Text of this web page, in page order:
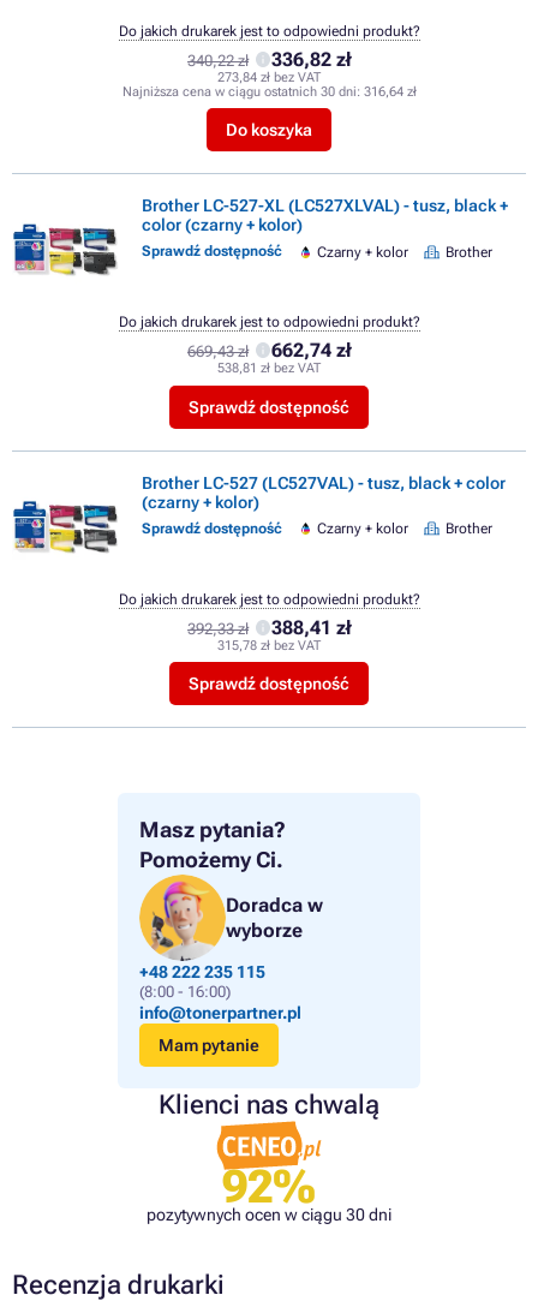
Masz pytania?
Pomożemy Ci.
Doradca w
wyborze
+48 222 235 115
(8:00 - 16:00)
info@tonerpartner.pl
Mam pytanie
Klienci nas chwalą
92%
pozytywnych ocen w ciągu 30 dni
340,22 zł 336,82 zł
273,84 zł bez VAT
Najniższa cena w ciągu ostatnich 30 dni: 316,64 zł
Do koszyka
Do jakich drukarek jest to odpowiedni produkt?
Brother LC-527-XL (LC527XLVAL) - tusz, black +
color (czarny + kolor)
Sprawdź dostępność Czarny + kolor Brother
669,43 zł 662,74 zł
538,81 zł bez VAT
Sprawdź dostępność
Do jakich drukarek jest to odpowiedni produkt?
Brother LC-527 (LC527VAL) - tusz, black + color
(czarny + kolor)
Sprawdź dostępność Czarny + kolor Brother
392,33 zł 388,41 zł
315,78 zł bez VAT
Sprawdź dostępność
Do jakich drukarek jest to odpowiedni produkt?
Recenzja drukarki